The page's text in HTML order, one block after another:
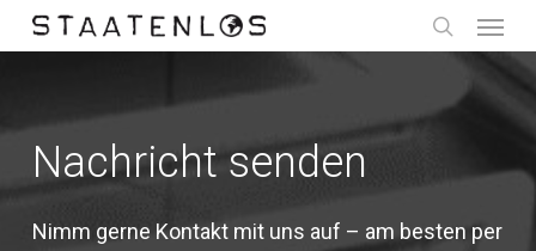
Skip
to
content
search
Nachricht senden
Nimm gerne Kontakt mit uns auf – am besten per